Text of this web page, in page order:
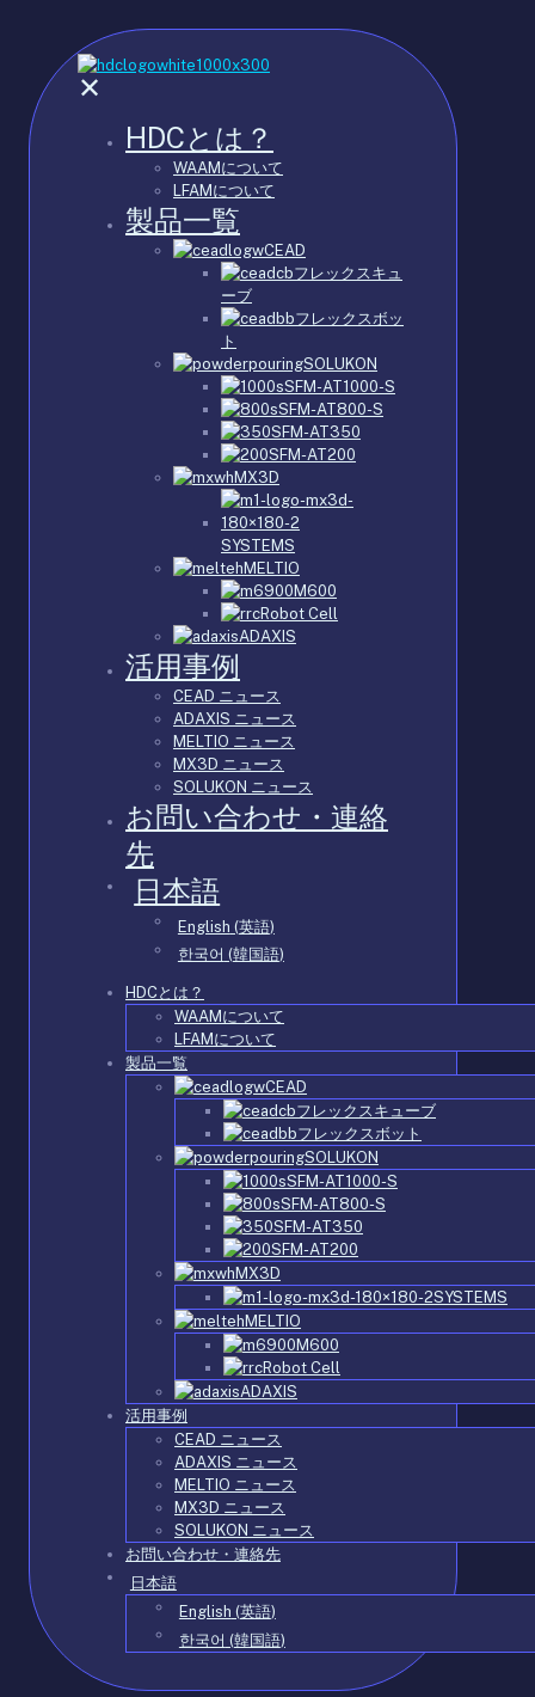
✕
HDCとは？
WAAMについて
LFAMについて
製品一覧
CEAD
フレックスキュ
ーブ
フレックスボッ
ト
SOLUKON
SFM-AT1000-S
SFM-AT800-S
SFM-AT350
SFM-AT200
MX3D
SYSTEMS
MELTIO
M600
Robot Cell
ADAXIS
活用事例
CEAD ニュース
ADAXIS ニュース
MELTIO ニュース
MX3D ニュース
SOLUKON ニュース
お問い合わせ・連絡
先
日本語
English (英語)
한국어 (韓国語)
HDCとは？
WAAMについて
LFAMについて
製品一覧
CEAD
フレックスキューブ
フレックスボット
SOLUKON
SFM-AT1000-S
SFM-AT800-S
SFM-AT350
SFM-AT200
MX3D
SYSTEMS
MELTIO
M600
Robot Cell
ADAXIS
活用事例
CEAD ニュース
ADAXIS ニュース
MELTIO ニュース
MX3D ニュース
SOLUKON ニュース
お問い合わせ・連絡先
日本語
English (英語)
한국어 (韓国語)